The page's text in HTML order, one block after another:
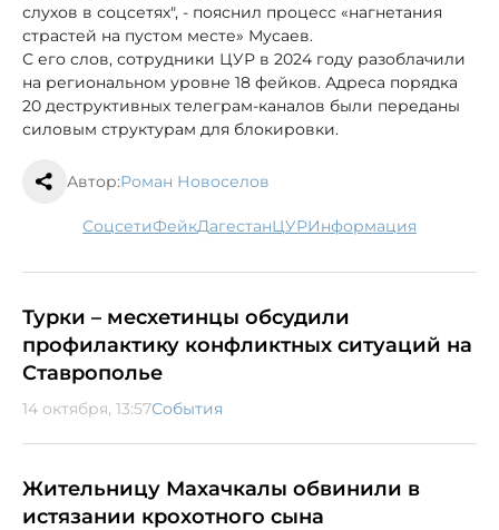
слухов в соцсетях", - пояснил процесс «нагнетания
страстей на пустом месте» Мусаев.
С его слов, сотрудники ЦУР в 2024 году разоблачили
на региональном уровне 18 фейков. Адреса порядка
20 деструктивных телеграм-каналов были переданы
силовым структурам для блокировки.
Автор:Роман Новоселов
соцсети фейк Дагестан ЦУР информация
Турки – месхетинцы обсудили
профилактику конфликтных ситуаций на
Ставрополье
14 октября, 13:57События
Жительницу Махачкалы обвинили в
истязании крохотного сына